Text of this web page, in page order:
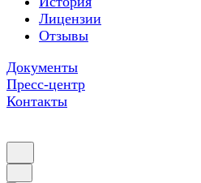
Лицензии
Отзывы
Документы
Пресс-центр
Контакты